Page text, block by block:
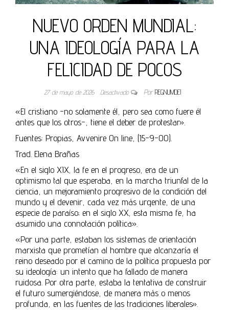
NUEVO ORDEN MUNDIAL:
UNA IDEOLOGÍA PARA LA
FELICIDAD DE POCOS
27 de mayo de 2026 Desactivado Por REGNUMDEI
«El cristiano -no solamente él, pero sea como fuere él
antes que los otros-, tiene el deber de protestar».
Fuentes: Propias, Avvenire On line, (15-9-00).
Trad. Elena Brañas
«En el siglo XIX, la fe en el progreso, era de un
optimismo tal que esperaba, en la marcha triunfal de la
ciencia, un mejoramiento progresivo de la condición del
mundo y el devenir, cada vez más urgente, de una
especie de paraíso; en el siglo XX, esta misma fe, ha
asumido una connotación política».
«Por una parte, estaban los sistemas de orientación
marxista que prometían al hombre que alcanzaría el
reino deseado por el camino de la política propuesta por
su ideología: un intento que ha fallado de manera
ruidosa. Por otra parte, estaba la tentativa de construir
el futuro sumergiéndose, de manera más o menos
profunda, en las fuentes de las tradiciones liberales».